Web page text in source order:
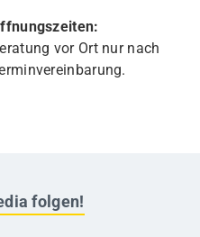
vor Ort nur nach
folgen!